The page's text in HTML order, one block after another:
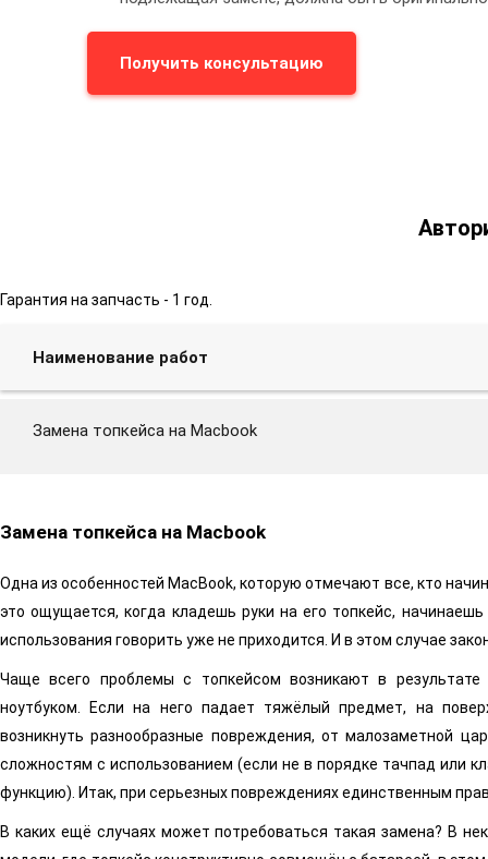
Получить консультацию
Гарантия на запчасть - 1 год.
Наименование работ
Замена топкейса на Macbook
Замена топкейса на Macbook
Одна из особенностей MacBook, которую отмечают все, кто
это ощущается, когда кладешь руки на его топкейс,
использования говорить уже не приходится. И в этом случае
Чаще всего проблемы с топкейсом возникают в
ноутбуком. Если на него падает тяжёлый предмет, на
возникнуть разнообразные повреждения, от малозаметной
сложностям с использованием (если не в порядке тачпад или
функцию). Итак, при серьезных повреждениях единственным
В каких ещё случаях может потребоваться такая замена? В